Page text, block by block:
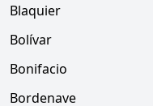
Blaquier
Bolívar
Bonifacio
Bordenave